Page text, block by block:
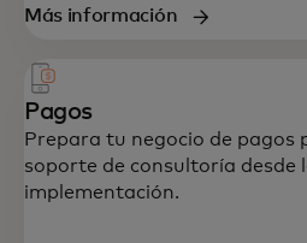
Más información
Pagos
Prepara tu negocio de pagos
soporte de consultoría desde
implementación.